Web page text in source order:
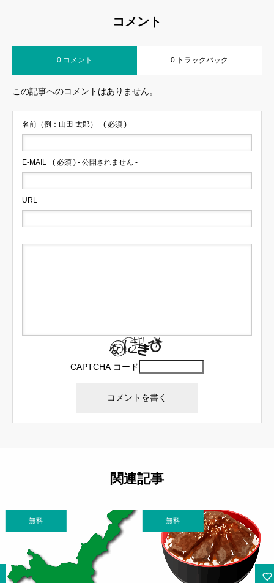
コメント
0 コメント 0 トラックバック
この記事へのコメントはありません。
名前（例：山田 太郎） ( 必須 )
E-MAIL ( 必須 ) - 公開されません -
URL
CAPTCHA コード
関連記事
無料 無料